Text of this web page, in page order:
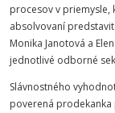
procesov v
absolvovaní
Monika Janotová a
jednotlivé odborné
Slávnostného
poverená prodekanka